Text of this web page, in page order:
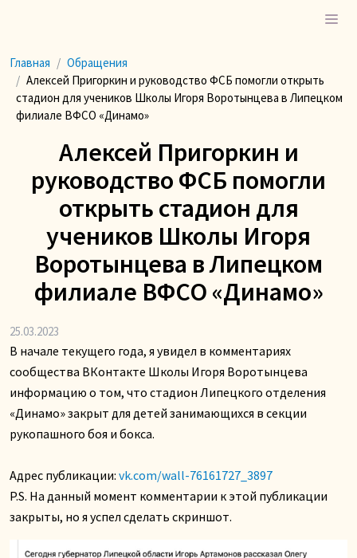
Главная
Обращения
Алексей Пригоркин и руководство ФСБ помогли открыть
стадион для учеников Школы Игоря Воротынцева в Липецком
филиале ВФСО «Динамо»
Алексей Пригоркин и
руководство ФСБ помогли
открыть стадион для
учеников Школы Игоря
Воротынцева в Липецком
филиале ВФСО «Динамо»
25.03.2023
В начале текущего года, я увидел в комментариях
сообщества ВКонтакте Школы Игоря Воротынцева
информацию о том, что стадион Липецкого отделения
«Динамо» закрыт для детей занимающихся в секции
рукопашного боя и бокса.
Адрес публикации: vk.com/wall-76161727_3897
P.S. На данный момент комментарии к этой публикации
закрыты, но я успел сделать скриншот.